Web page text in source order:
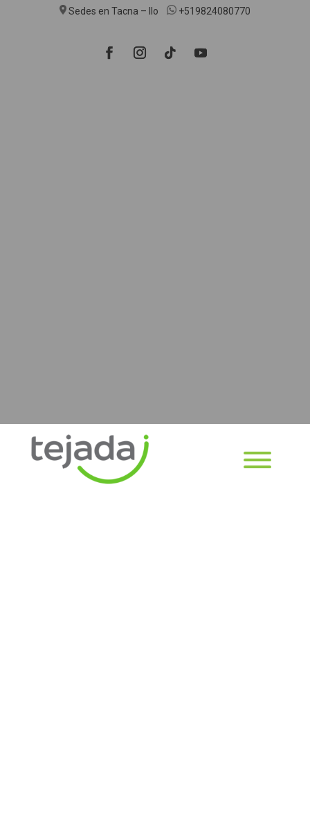
Sedes en Tacna – Ilo +519824080770